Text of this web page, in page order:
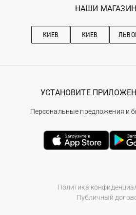
Ostriv Club+
Наши магазини
Рекомендации по
НАШИ
КИЕВ КИЕВ
Политика
Публичный
УСТАНОВИТЕ
Персональные предложения и